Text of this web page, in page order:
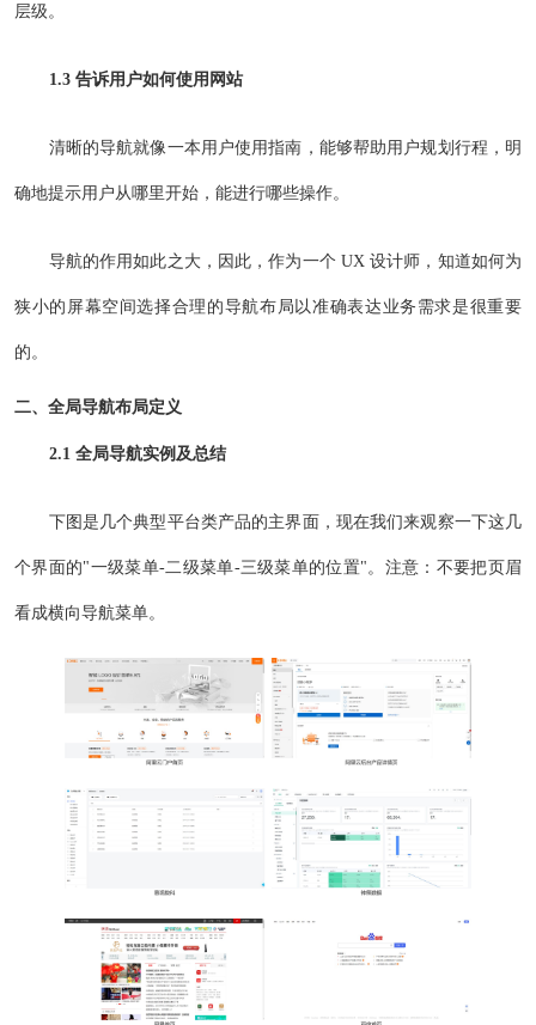
层级。
1.3 告诉用户如何使用网站
清晰的导航就像一本用户使用指南，能够帮助用户规划行程，明
确地提示用户从哪里开始，能进行哪些操作。
导航的作用如此之大，因此，作为一个 UX 设计师，知道如何为
狭小的屏幕空间选择合理的导航布局以准确表达业务需求是很重要
的。
二、全局导航布局定义
2.1 全局导航实例及总结
下图是几个典型平台类产品的主界面，现在我们来观察一下这几
个界面的"一级菜单-二级菜单-三级菜单的位置"。注意：不要把页眉
看成横向导航菜单。